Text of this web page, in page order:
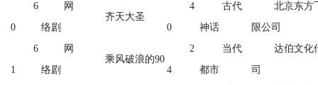
6
0
网
络剧
齐天大圣
4
0
古代
神话
北京东方
限公司
6
1
网
络剧
乘风破浪的90
2
4
当代
都市
达伯文化
司